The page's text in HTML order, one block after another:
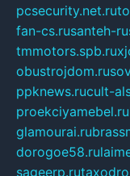
pcsecurity.net.ru
fan-cs.rusanteh-
tmmotors.spb.ru
obustrojdom.ru
ppknews.rucult-
proekciyamebel.ru
glamourai.ru
dorogoe58.ru
sageerp.ru